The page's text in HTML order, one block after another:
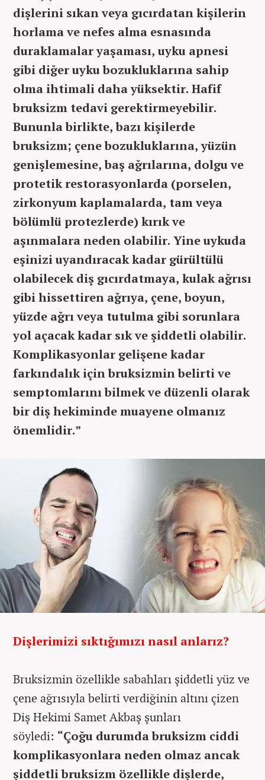
dişlerini sıkan veya gıcırdatan kişilerin
horlama ve nefes alma esnasında
duraklamalar yaşaması, uyku apnesi
gibi diğer uyku bozukluklarına sahip
olma ihtimali daha yüksektir. Hafif
bruksizm tedavi gerektirmeyebilir.
Bununla birlikte, bazı kişilerde
bruksizm; çene bozukluklarına, yüzün
genişlemesine, baş ağrılarına, dolgu ve
protetik restorasyonlarda (porselen,
zirkonyum kaplamalarda, tam veya
bölümlü protezlerde) kırık ve
aşınmalara neden olabilir. Yine uykuda
eşinizi uyandıracak kadar gürültülü
olabilecek diş gıcırdatmaya, kulak ağrısı
gibi hissettiren ağrıya, çene, boyun,
yüzde ağrı veya tutulma gibi sorunlara
yol açacak kadar sık ve şiddetli olabilir.
Komplikasyonlar gelişene kadar
farkındalık için bruksizmin belirti ve
semptomlarını bilmek ve düzenli olarak
bir diş hekiminde muayene olmanız
önemlidir.”
Dişlerimizi sıktığımızı nasıl anlarız?
Bruksizmin özellikle sabahları şiddetli yüz ve
çene ağrısıyla belirti verdiğinin altını çizen
Diş Hekimi Samet Akbaş şunları
söyledi: “Çoğu durumda bruksizm ciddi
komplikasyonlara neden olmaz ancak
şiddetli bruksizm özellikle dişlerde,